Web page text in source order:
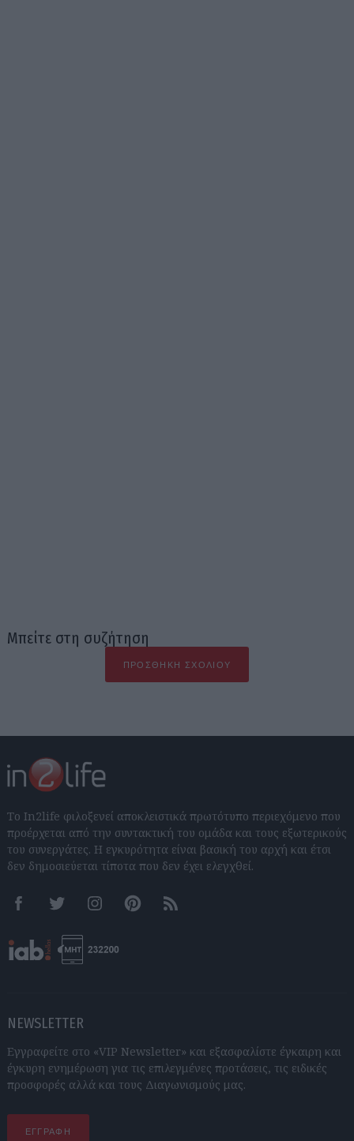
Μπείτε στη συζήτηση
ΠΡΟΣΘΉΚΗ ΣΧΟΛΊΟΥ
Το In2life φιλοξενεί αποκλειστικά πρωτότυπο περιεχόμενο που
προέρχεται από την συντακτική του ομάδα και τους εξωτερικούς
του συνεργάτες. Η εγκυρότητα είναι βασική του αρχή και έτσι
δεν δημοσιεύεται τίποτα που δεν έχει ελεγχθεί.
FacebookTwitter InstagramPinterestRSS feeds
NEWSLETTER
Εγγραφείτε στο «VIP Newsletter» και εξασφαλίστε έγκαιρη και
έγκυρη ενημέρωση για τις επιλεγμένες προτάσεις, τις ειδικές
προσφορές αλλά και τους Διαγωνισμούς μας.
ΕΓΓΡΑΦΗ